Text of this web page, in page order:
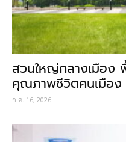
สวนใหญ่กลางเมือง
คุณภาพชีวิตคนเมือง
ก.ค. 16, 2026